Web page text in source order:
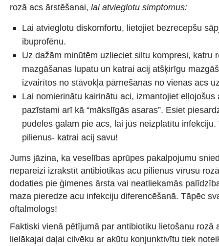
rozā acs ārstēšanai, lai atvieglotu simptomus:
Lai atvieglotu diskomfortu, lietojiet bezrecepšu
ibuprofēnu.
Uz dažām minūtēm uzlieciet siltu kompresi, katru
mazgāšanas lupatu un katrai acij atšķirīgu
izvairītos no stāvokļa pārnešanas no vienas acs
Lai nomierinātu kairinātu aci, izmantojiet eļļojošus
pazīstami arī kā “mākslīgās asaras”. Esiet
pudeles galam pie acs, lai jūs neizplatītu
pilienus- katrai acij savu!
Jums jāzina, ka veselības aprūpes pakalpojumu
nepareizi izrakstīt antibiotikas acu pilienus vīrusu
dodaties pie ģimenes ārsta vai neatliekamās
maza pieredze acu infekciju diferencēšanā. Tāpēc
oftalmologs!
Faktiski vienā pētījumā par antibiotiku lietošanu rozā
lielākajai daļai cilvēku ar akūtu konjunktivītu tiek